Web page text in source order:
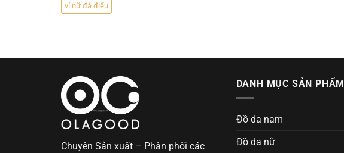
ví nữ đà điểu
Chuyên Sản xuất – Phân phối các
DANH MỤC SẢN PHẨM
Đồ da nam
Đồ da nữ